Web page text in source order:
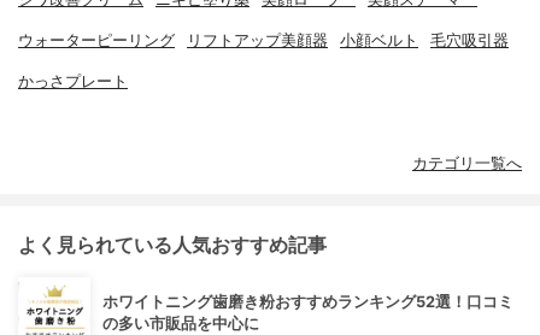
ウォーターピーリング リフトアップ美顔器 小顔ベルト 毛穴吸引器
かっさプレート
カテゴリ一覧へ
よく見られている人気おすすめ記事
ホワイトニング歯磨き粉おすすめランキング52選！口コミ
の多い市販品を中心に